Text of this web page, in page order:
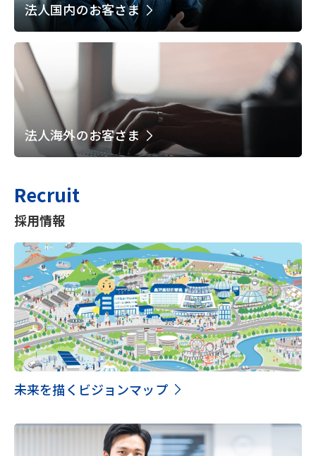
法人国内のお客さま
法人海外のお客さま
Recruit
採用情報
未来を描くビジョンマップ